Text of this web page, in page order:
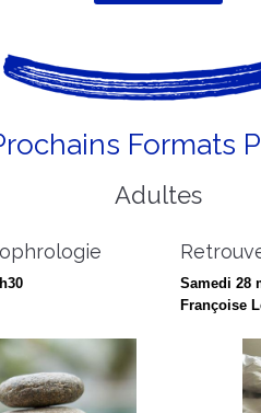
Formats
Adultes
Samedi 28
Françoise